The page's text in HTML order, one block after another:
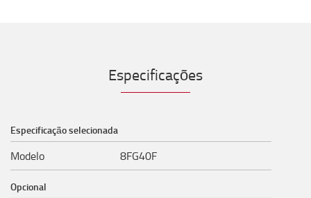
Especificações
Especificação selecionada
Modelo 8FG40F
Opcional